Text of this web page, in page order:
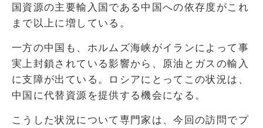
国資源の主要輸入国である中国への依存度がこれ
まで以上に増している。
一方の中国も、ホルムズ海峡がイランによって事
実上封鎖されている影響から、原油とガスの輸入
に支障が出ている。ロシアにとってこの状況は、
中国に代替資源を提供する機会になる。
こうした状況について専門家は、今回の訪問でプ